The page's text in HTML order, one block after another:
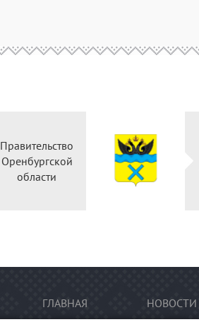
Правительство
Оренбургской
области
ГЛАВНАЯ НОВОСТИ